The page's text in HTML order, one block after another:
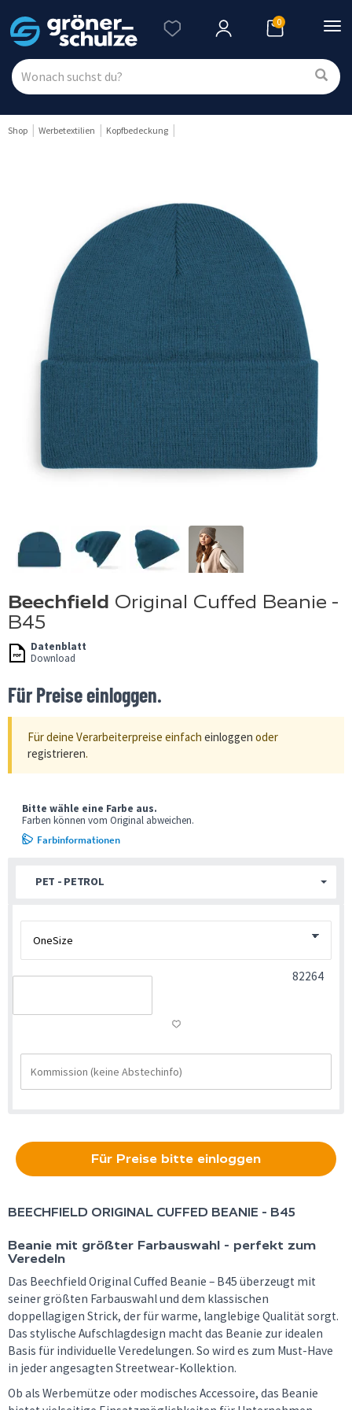
0
Shop Werbetextilien Kopfbedeckung
Beechfield Original Cuffed Beanie -
B45
Datenblatt
Download
Für Preise einloggen.
Für deine Verarbeiterpreise einfach einloggen oder
registrieren.
PET - PETROL
Bitte wähle eine Farbe aus.
Farben können vom Original abweichen.
Farbinformationen
82264
Für Preise bitte einloggen
BEECHFIELD ORIGINAL CUFFED BEANIE - B45
Beanie mit größter Farbauswahl - perfekt zum
Veredeln
Das Beechfield Original Cuffed Beanie – B45 überzeugt mit
seiner größten Farbauswahl und dem klassischen
doppellagigen Strick, der für warme, langlebige Qualität sorgt.
Das stylische Aufschlagdesign macht das Beanie zur idealen
Basis für individuelle Veredelungen. So wird es zum Must-Have
in jeder angesagten Streetwear-Kollektion.
Ob als Werbemütze oder modisches Accessoire, das Beanie